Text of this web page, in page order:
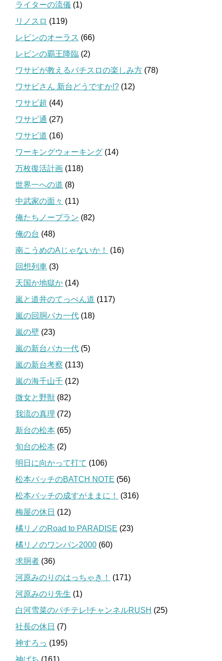
ライターの流儀 (1)
リノスロ (119)
レビンのオーラス (66)
レビンの覇王降臨 (2)
ワサビが教えるパチスロの楽しみ方 (78)
ワサビさん 新台どうですか!? (12)
ワサビ超 (44)
ワサビ通 (27)
ワサビ道 (16)
ワーキングウォーキング (14)
万枚復活計画 (118)
世界一への道 (8)
中武家の面々 (11)
俺たちノープラン (82)
俺の台 (48)
南こうめのAじゃないか！
(16)
回想列車 (3)
天国か地獄か (14)
嵐と道井のてっぺん道 (117)
嵐の回胴バカ一代 (18)
嵐の壁 (23)
嵐の新台バカ一代 (5)
嵐の新台考察 (113)
嵐の海千山千 (12)
微女と野獣 (82)
我流の真理 (72)
新台の松本 (65)
旬台の松本 (2)
明日に向かって打て (106)
松本バッチのBATCH NOTE (56)
松本バッチの成すがままに！
(316)
梅屋の休日 (12)
橘リノのRoad to PARADISE (23)
橘リノのワンパン2000 (60)
求胴者 (36)
河原みのりのはっちゃき！
(171)
河原みのり先生 (1)
白河雪菜のパチテレ!チャンネルRUSH (25)
社長の休日 (7)
神すろっ (195)